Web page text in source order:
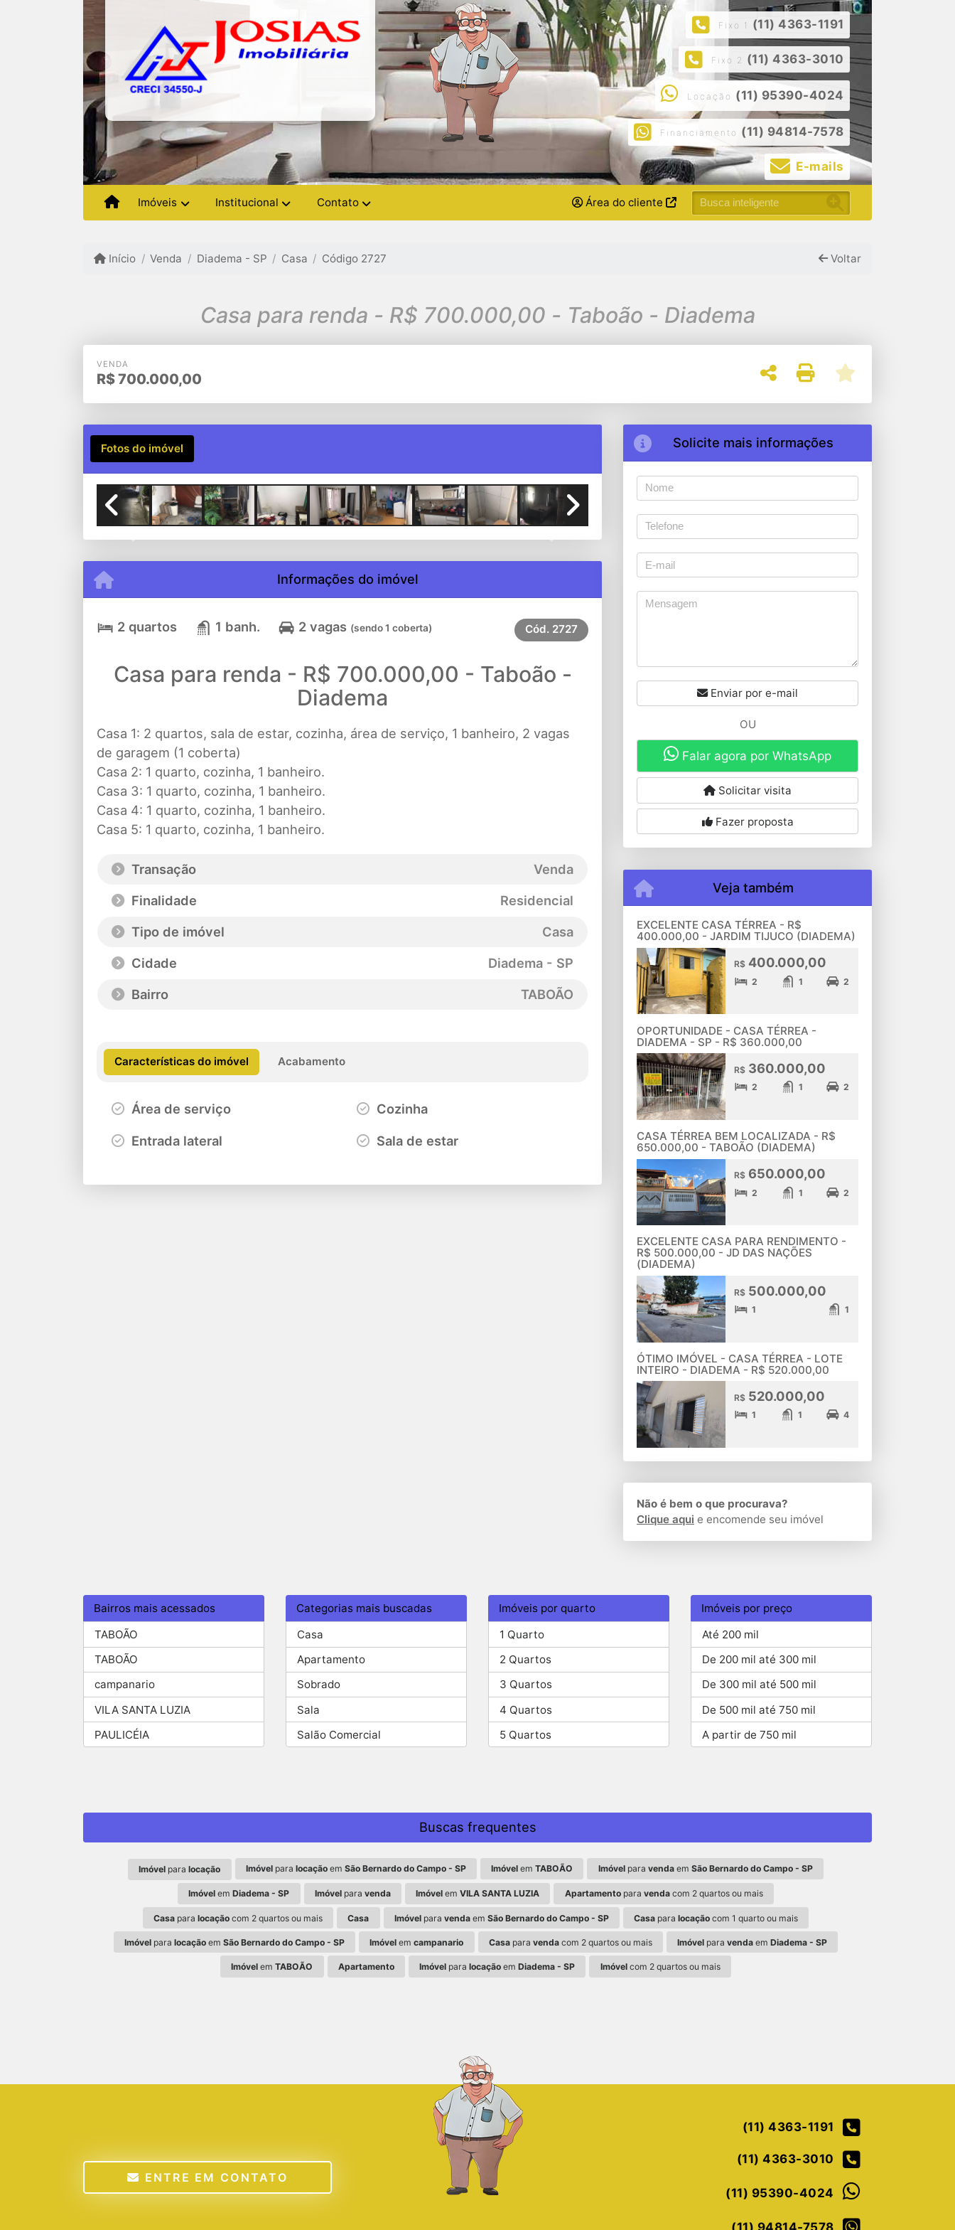
Imóveis Institucional Contato Área do cliente
Fixo 1 (11) 4363-1191
Fixo 2 (11) 4363-3010
Locação (11) 95390-4024
Financiamento (11) 94814-7578
E-mails
Início Venda Diadema - SP Casa Código 2727 Voltar
Casa para renda - R$ 700.000,00 - Taboão - Diadema
VENDA
R$700.000,00
Fotos do imóvel
Informações do imóvel
2 quartos 1 banh. 2 vagas (sendo 1 coberta) Cód. 2727
Casa para renda - R$ 700.000,00 - Taboão -
Diadema
Casa 1: 2 quartos, sala de estar, cozinha, área de serviço, 1 banheiro, 2 vagas
de garagem (1 coberta)
Casa 2: 1 quarto, cozinha, 1 banheiro.
Casa 3: 1 quarto, cozinha, 1 banheiro.
Casa 4: 1 quarto, cozinha, 1 banheiro.
Casa 5: 1 quarto, cozinha, 1 banheiro.
Transação
Venda
Finalidade
Residencial
Tipo de imóvel
Casa
Cidade
Diadema - SP
Bairro
TABOÃO
Características do imóvel Acabamento
Área de serviço Cozinha
Entrada lateral Sala de estar
Solicite mais informações
Enviar por e-mail
OU
Falar agora por WhatsApp
Solicitar visita
Fazer proposta
Veja também
EXCELENTE CASA TÉRREA - R$
400.000,00 - JARDIM TIJUCO (DIADEMA)
R$400.000,00
2 1 2
OPORTUNIDADE - CASA TÉRREA -
DIADEMA - SP - R$ 360.000,00
R$360.000,00
2 1 2
CASA TÉRREA BEM LOCALIZADA - R$
650.000,00 - TABOÃO (DIADEMA)
R$650.000,00
2 1 2
EXCELENTE CASA PARA RENDIMENTO -
R$ 500.000,00 - JD DAS NAÇÕES
(DIADEMA)
R$500.000,00
1 1
ÓTIMO IMÓVEL - CASA TÉRREA - LOTE
INTEIRO - DIADEMA - R$ 520.000,00
R$520.000,00
1 1 4
Não é bem o que procurava?
Clique aqui e encomende seu imóvel
Bairros mais acessados
TABOÃO
TABOÃO
campanario
VILA SANTA LUZIA
PAULICÉIA
Categorias mais buscadas
Casa
Apartamento
Sobrado
Sala
Salão Comercial
Imóveis por quarto
1 Quarto
2 Quartos
3 Quartos
4 Quartos
5 Quartos
Imóveis por preço
Até 200 mil
De 200 mil até 300 mil
De 300 mil até 500 mil
De 500 mil até 750 mil
A partir de 750 mil
Buscas frequentes
Imóvel paralocação Imóvelpara locaçãoem São Bernardo do Campo - SP Imóvel emTABOÃO Imóvelpara vendaem São Bernardo do Campo - SP
Imóvel emDiadema - SP Imóvelpara venda Imóvel emVILA SANTA LUZIA Apartamentopara vendacom 2 quartos ou mais
Casapara locaçãocom 2 quartos ou mais Casa Imóvelpara vendaem São Bernardo do Campo - SP Casa paralocação com 1 quarto ou mais
Imóvelpara locaçãoem São Bernardo do Campo - SP Imóvel emcampanario Casapara vendacom 2 quartos ou mais Imóvel paravenda emDiadema - SP
Imóvel emTABOÃO Apartamento Imóvel paralocação emDiadema - SP Imóvelcom 2 quartos ou mais
ENTRE EM CONTATO
(11) 4363-1191
(11) 4363-3010
(11) 95390-4024
(11) 94814-7578